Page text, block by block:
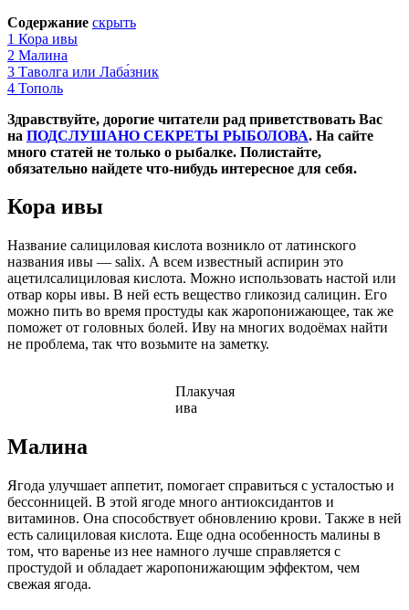
Содержание скрыть
1 Кора ивы
2 Малина
3 Таволга или Лаба́зник
4 Тополь
Здравствуйте, дорогие читатели рад приветствовать Вас
на ПОДСЛУШАНО СЕКРЕТЫ РЫБОЛОВА. На сайте
много статей не только о рыбалке. Полистайте,
обязательно найдете что-нибудь интересное для себя.
Кора ивы
Название салициловая кислота возникло от латинского
названия ивы — salix. А всем известный аспирин это
ацетилсалициловая кислота. Можно использовать настой или
отвар коры ивы. В ней есть вещество гликозид салицин. Его
можно пить во время простуды как жаропонижающее, так же
поможет от головных болей. Иву на многих водоёмах найти
не проблема, так что возьмите на заметку.
Плакучая
ива
Малина
Ягода улучшает аппетит, помогает справиться с усталостью и
бессонницей. В этой ягоде много антиоксидантов и
витаминов. Она способствует обновлению крови. Также в ней
есть салициловая кислота. Еще одна особенность малины в
том, что варенье из нее намного лучше справляется с
простудой и обладает жаропонижающим эффектом, чем
свежая ягода.